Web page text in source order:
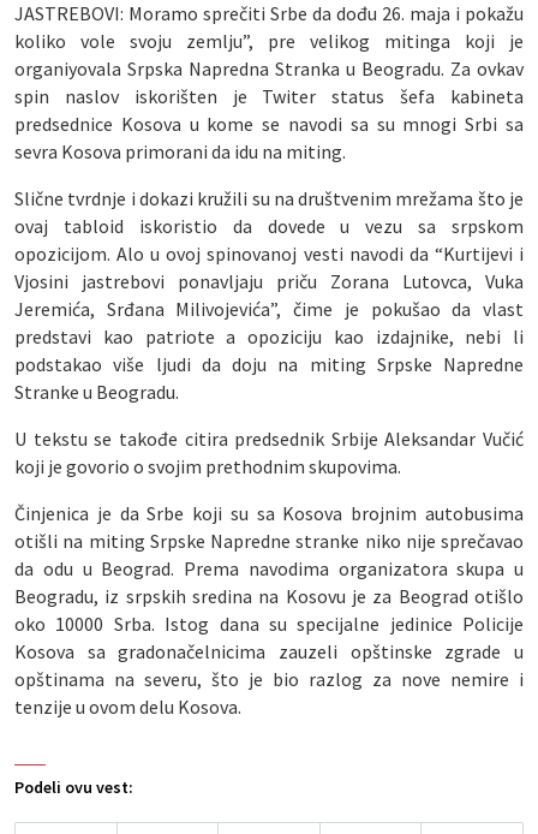
Podeli ovu vest:
JASTREBOVI: Moramo sprečiti Srbe da dođu 26. maja i pokažu
koliko vole svoju zemlju”, pre velikog mitinga koji je
organiyovala Srpska Napredna Stranka u Beogradu. Za ovkav
spin naslov iskorišten je Twiter status šefa kabineta
predsednice Kosova u kome se navodi sa su mnogi Srbi sa
sevra Kosova primorani da idu na miting.
Slične tvrdnje i dokazi kružili su na društvenim mrežama što je
ovaj tabloid iskoristio da dovede u vezu sa srpskom
opozicijom. Alo u ovoj spinovanoj vesti navodi da “Kurtijevi i
Vjosini jastrebovi ponavljaju priču Zorana Lutovca, Vuka
Jeremića, Srđana Milivojevića”, čime je pokušao da vlast
predstavi kao patriote a opoziciju kao izdajnike, nebi li
podstakao više ljudi da doju na miting Srpske Napredne
Stranke u Beogradu.
U tekstu se takođe citira predsednik Srbije Aleksandar Vučić
koji je govorio o svojim prethodnim skupovima.
Činjenica je da Srbe koji su sa Kosova brojnim autobusima
otišli na miting Srpske Napredne stranke niko nije sprečavao
da odu u Beograd. Prema navodima organizatora skupa u
Beogradu, iz srpskih sredina na Kosovu je za Beograd otišlo
oko 10000 Srba. Istog dana su specijalne jedinice Policije
Kosova sa gradonačelnicima zauzeli opštinske zgrade u
opštinama na severu, što je bio razlog za nove nemire i
tenzije u ovom delu Kosova.